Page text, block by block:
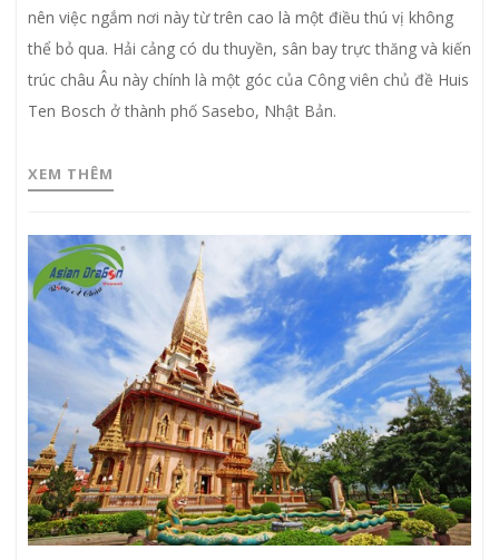
nên việc ngắm nơi này từ trên cao là một điều thú vị không
thể bỏ qua. Hải cảng có du thuyền, sân bay trực thăng và kiến
trúc châu Âu này chính là một góc của Công viên chủ đề Huis
Ten Bosch ở thành phố Sasebo, Nhật Bản.
XEM THÊM